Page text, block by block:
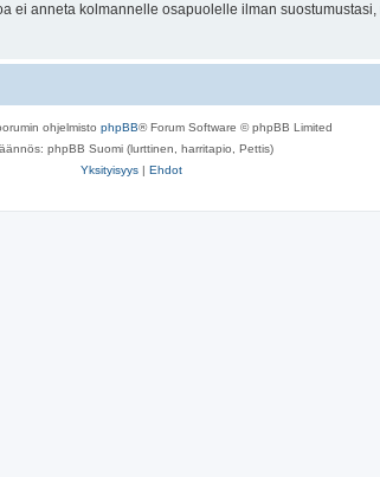
ei anneta kolmannelle osapuolelle ilman
ohjelmisto phpBB® Forum Software © phpBB Limited
phpBB Suomi (lurttinen, harritapio, Pettis)
Yksityisyys | Ehdot